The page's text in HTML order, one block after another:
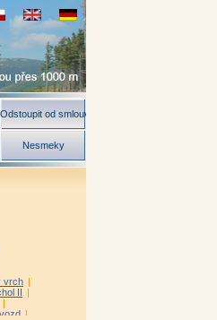
Odstoupit od smlouvy
Nesmeky
vrch |
II |
|
|